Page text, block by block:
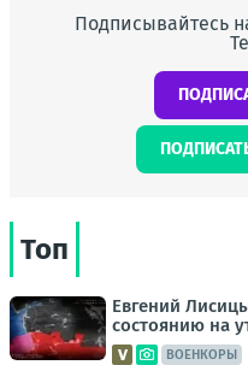
Подписывайтесь
Топ
Евгений
состоянию на
ВОЕНКОРЫ